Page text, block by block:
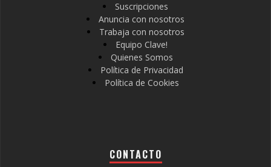
Suscripciones
Anuncia con nosotros
Trabaja con nosotros
Equipo Clave!
Quienes Somos
Política de Privacidad
Política de Cookies
CONTACTO